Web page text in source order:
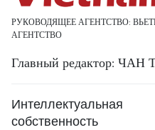
РУКОВОДЯЩЕЕ АГЕНТСТВО:
АГЕНТСТВО
Главный редактор:
Интеллектуальная
собственность